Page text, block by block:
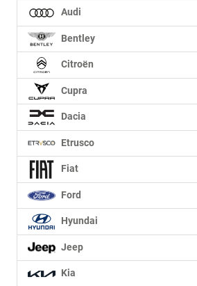
Audi
Bentley
Citroën
Cupra
Dacia
Etrusco
Fiat
Ford
Hyundai
Jeep
Kia